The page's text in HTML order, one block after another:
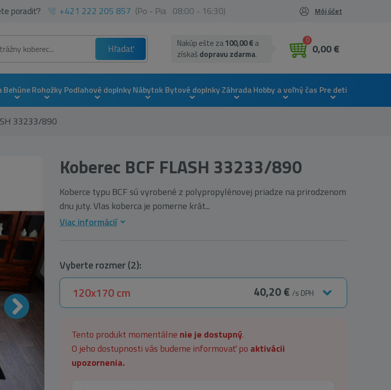
poradiť? +421 222 205 857 (Po - Pia 08:00 - 16:30) Môj účet
Hľadať
0
0,00 €
Nakúp ešte za100,00 €a
získaš dopravu zdarma.
BehúneRohožky Podlahové doplnkyNábytok Bytové doplnkyZáhradaHobby a voľný čas Pre deti
33233/890
Koberec BCF FLASH 33233/890
Koberce typu BCF sú vyrobené z polypropylénovej priadze na prirodzenom
dnu juty. Vlas koberca je pomerne krát...
Viac informácií
Vyberte rozmer (2):
120x170 cm 40,20 € /s DPH
Tento produkt momentálne nie je dostupný.
O jeho dostupnosti vás budeme informovať po aktivácii
upozornenia.